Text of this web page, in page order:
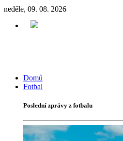
neděle, 09. 08. 2026
Domů
Fotbal
Poslední zprávy z fotbalu